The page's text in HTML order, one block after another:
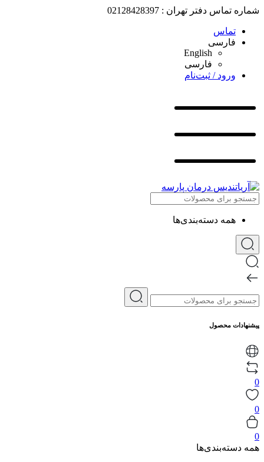
شماره تماس دفتر تهران : 02128428397
تماس
فارسی
English
فارسی
ورود / ثبت‌نام
همه دسته‌بندی‌ها
پیشنهادات محصول
0
0
0
همه دسته‌بندی‌ها